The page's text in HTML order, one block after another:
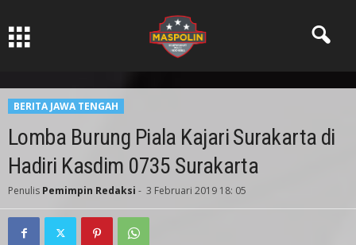
BERITA JAWA TENGAH
Lomba Burung Piala Kajari Surakarta di
Hadiri Kasdim 0735 Surakarta
Penulis Pemimpin Redaksi - 3 Februari 2019 18: 05